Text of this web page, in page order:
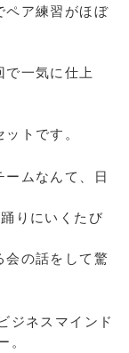
ペア練習がほぼ
一気に仕上
トです。
ームなんて、日
りにいくたび
会の話をして驚
ジネスマインド
。